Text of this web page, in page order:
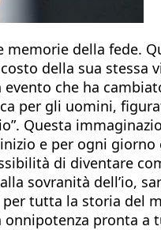
della fede.
della sua
che ha
per gli uomini,
Questa
e per ogni
di diventare
sovranità dell’io,
tutta la storia del
pronta